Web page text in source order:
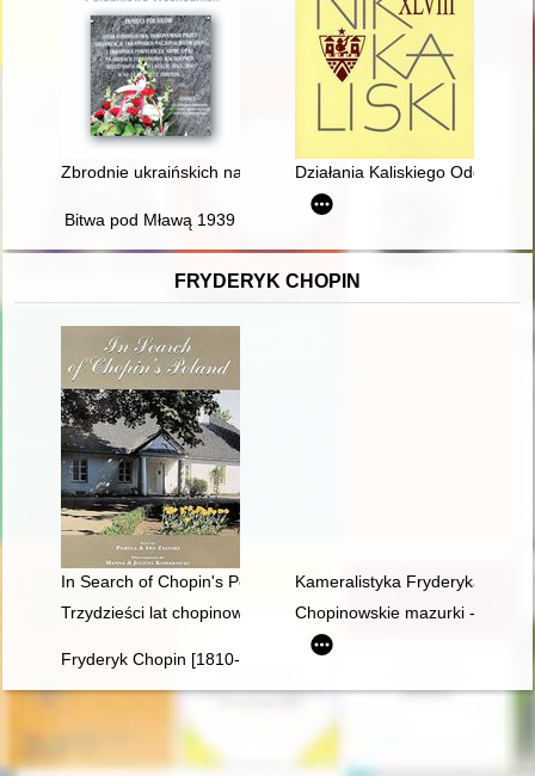
Zbrodnie ukraińskich nacjonalistów na mieszkańcach
Działania Kaliskiego Oddziału
Bitwa pod Mławą 1939
FRYDERYK CHOPIN
In Search of Chopin's Poland
Kameralistyka Fryderyka
Trzydzieści lat chopinowskich festiwali w Antoninie
Chopinowskie mazurki - czyli
Fryderyk Chopin [1810-1849]